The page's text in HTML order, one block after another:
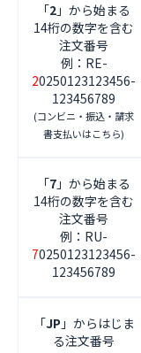
「2 」から始まる
14桁の数字を含む
注文番号
例：RE-
20250123123456-
123456789
(コンビニ・振込・請求
書支払いはこちら)
「7 」から始まる
14桁の数字を含む
注文番号
例：RU-
70250123123456-
123456789
「JP 」からはじま
る注文番号